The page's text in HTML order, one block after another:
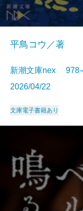
平鳥コウ／著
新潮文庫nex
2026/04/22
文庫電子書籍あり